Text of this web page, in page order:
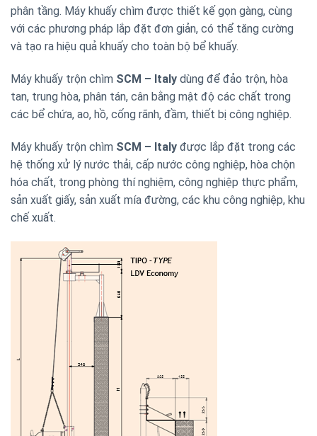
phân tầng. Máy khuấy chìm được thiết kế gọn gàng, cùng
với các phương pháp lắp đặt đơn giản, có thể tăng cường
và tạo ra hiệu quả khuấy cho toàn bộ bể khuấy.
Máy khuấy trộn chìm SCM – Italy dùng để đảo trộn, hòa
tan, trung hòa, phân tán, cân bằng mật độ các chất trong
các bể chứa, ao, hồ, cống rãnh, đầm, thiết bị công nghiệp.
Máy khuấy trộn chìm SCM – Italy được lắp đặt trong các
hệ thống xử lý nước thải, cấp nước công nghiệp, hòa chộn
hóa chất, trong phòng thí nghiệm, công nghiệp thực phẩm,
sản xuất giấy, sản xuất mía đường, các khu công nghiệp, khu
chế xuất.